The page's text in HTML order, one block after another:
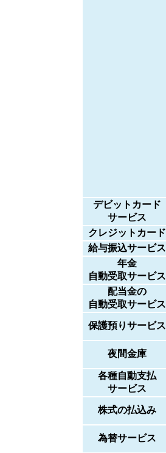
デビットカード
サービス
クレジットカード
給与振込サービス
年金
自動受取サービス
配当金の
自動受取サービス
保護預りサービス
夜間金庫
各種自動支払
サービス
株式の払込み
為替サービス